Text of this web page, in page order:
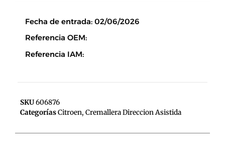
Fecha de entrada: 02/06/2026
Referencia OEM:
Referencia IAM:
SKU606876
CategoríasCitroen, Cremallera Direccion Asistida